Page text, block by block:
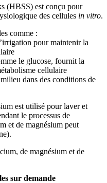
(HBSS) est conçu pour
des cellules in vitro.
comme :
pour maintenir la
le glucose, fournit la
cellulaire
dans des conditions de
est utilisé pour laver et
le processus de
et de magnésium peut
de magnésium et de
sur demande